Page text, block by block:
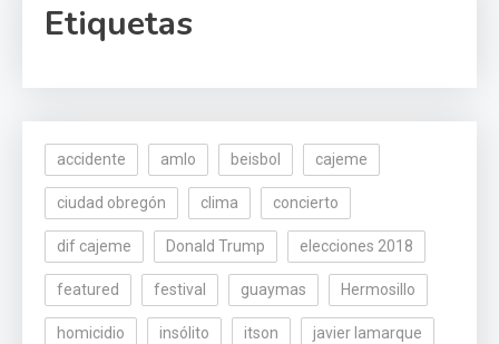
Etiquetas
accidente amlo beisbol cajeme
ciudad obregón clima concierto
dif cajeme Donald Trump elecciones 2018
featured festival guaymas Hermosillo
homicidio insólito itson javier lamarque